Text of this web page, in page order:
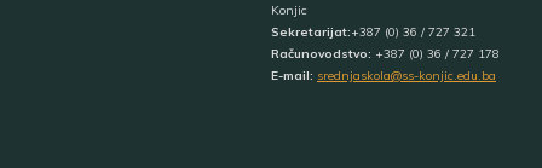
Konjic
Sekretarijat:+387 (0) 36 / 727 321
Računovodstvo: +387 (0) 36 / 727 178
E-mail: srednjaskola@ss-konjic.edu.ba